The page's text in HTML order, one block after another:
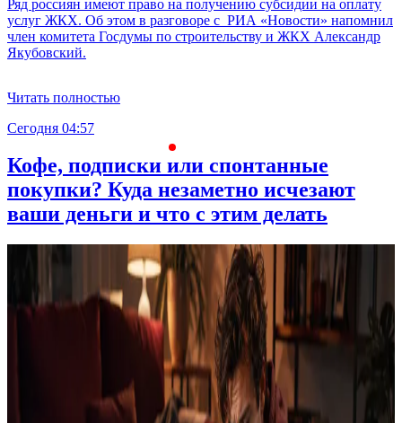
Ряд россиян имеют право на получению субсидии на оплату
услуг ЖКХ. Об этом в разговоре с РИА «Новости» напомнил
член комитета Госдумы по строительству и ЖКХ Александр
Якубовский.
Читать полностью
Сегодня 04:57
Кофе, подписки или спонтанные
покупки? Куда незаметно исчезают
ваши деньги и что с этим делать